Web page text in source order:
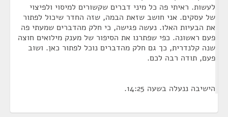
לעשות. ראיתי פה כל מיני דברים שקשורים למיסוי ולפיצוי
של עסקים. אני חושב שזאת הבמה, שזה החדר שיכול לפתור
את הבעיות האלו. נעשה פגישה, כי חלק מהדברים שמעתי פה
פעם ראשונה. כפי שפתרנו את הסיפור של מענק מילואים חוצה
שנה קלנדרית, כך גם חלק מהדברים נוכל לפתור כאן. ושוב
פעם, תודה רבה לכם.
הישיבה ננעלה בשעה 14:25.